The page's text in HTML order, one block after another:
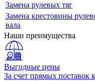
Замена рулевых тяг
Замена крестовины
вала
Наши преимущества
Выгодные цены
За счет прямых